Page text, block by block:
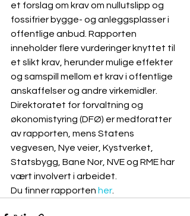
et forslag om krav om nullutslipp og
fossifrier bygge- og anleggsplasser i
offentlige anbud. Rapporten
inneholder flere vurderinger knyttet til
et slikt krav, herunder mulige effekter
og samspill mellom et krav i offentlige
anskaffelser og andre virkemidler.
Direktoratet for forvaltning og
økonomistyring (DFØ) er medforatter
av rapporten, mens Statens
vegvesen, Nye veier, Kystverket,
Statsbygg, Bane Nor, NVE og RME har
vært involvert i arbeidet.
Du finner rapporten her